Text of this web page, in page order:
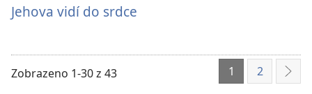
Jehova vidí do srdce
Zobrazeno 1-30 z 43 1 2